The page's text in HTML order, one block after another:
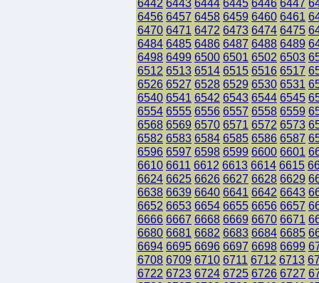
6442 6443 6444 6445 6446 6447
6456 6457 6458 6459 6460 6461
6470 6471 6472 6473 6474 6475
6484 6485 6486 6487 6488 6489
6498 6499 6500 6501 6502 6503
6512 6513 6514 6515 6516 6517
6526 6527 6528 6529 6530 6531
6540 6541 6542 6543 6544 6545
6554 6555 6556 6557 6558 6559
6568 6569 6570 6571 6572 6573
6582 6583 6584 6585 6586 6587
6596 6597 6598 6599 6600 6601
6610 6611 6612 6613 6614 6615
6624 6625 6626 6627 6628 6629
6638 6639 6640 6641 6642 6643
6652 6653 6654 6655 6656 6657
6666 6667 6668 6669 6670 6671
6680 6681 6682 6683 6684 6685
6694 6695 6696 6697 6698 6699
6708 6709 6710 6711 6712 6713
6722 6723 6724 6725 6726 6727